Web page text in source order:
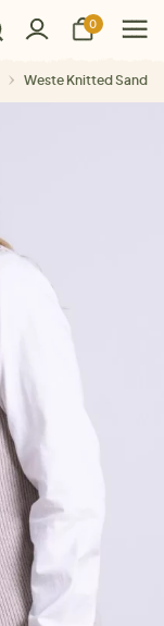
0
Weste Knitted Sand